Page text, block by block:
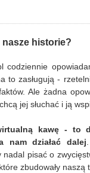
historie?
codziennie
to zasługują -
Ale żadna
jej słuchać i ją
kawę - to
nam działać dalej
nadal pisać o
zbudowały naszą